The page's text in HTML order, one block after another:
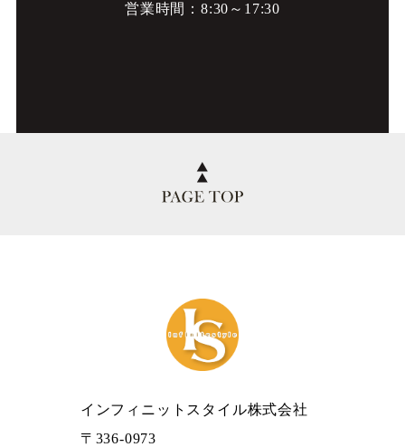
営業時間：8:30～17:30
インフィニットスタイル株式会社
〒336-0973